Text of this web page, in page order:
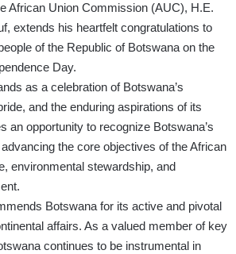
African Union Commission (AUC), H.E.
extends his heartfelt congratulations to
of the Republic of Botswana on the
Day.
as a celebration of Botswana’s
and the enduring aspirations of its
an opportunity to recognize Botswana’s
the core objectives of the African
environmental stewardship, and
Botswana for its active and pivotal
affairs. As a valued member of key
continues to be instrumental in